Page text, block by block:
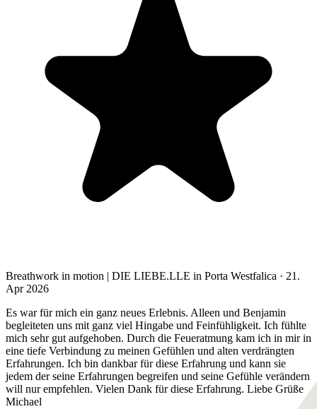
Breathwork in motion | DIE LIEBE.LLE in Porta Westfalica · 21.
Apr 2026
Es war für mich ein ganz neues Erlebnis. Alleen und Benjamin
begleiteten uns mit ganz viel Hingabe und Feinfühligkeit. Ich fühlte
mich sehr gut aufgehoben. Durch die Feueratmung kam ich in mir in
eine tiefe Verbindung zu meinen Gefühlen und alten verdrängten
Erfahrungen. Ich bin dankbar für diese Erfahrung und kann sie
jedem der seine Erfahrungen begreifen und seine Gefühle verändern
will nur empfehlen. Vielen Dank für diese Erfahrung. Liebe Grüße
Michael